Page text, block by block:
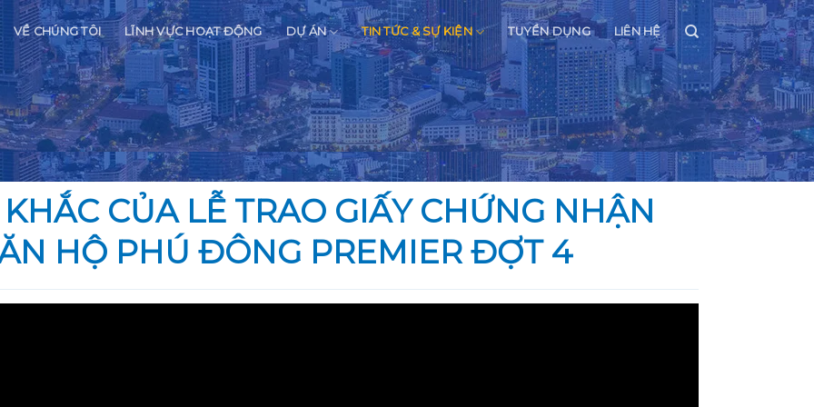
VỀ CHÚNG TÔI LĨNH VỰC HOẠT ĐỘNG DỰ ÁN TIN TỨC & SỰ KIỆN TUYỂN DỤNG LIÊN HỆ
CỦA LỄ TRAO GIẤY CHỨNG NHẬN
HỘ PHÚ ĐÔNG PREMIER ĐỢT 4